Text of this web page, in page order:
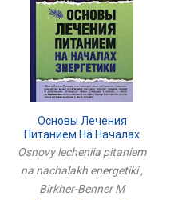
Основы Лечения
Питанием На Началах
Энергетики
Osnovy lecheniia pitaniem
na nachalakh energetiki ,
Birkher-Benner M